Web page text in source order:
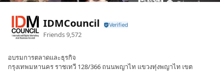
IDMCouncil
Friends9,572
อบรมการตลาดและธุรกิจ
กรุงเทพมหานคร ราชเทวี 128/366 ถนนพญาไท แขวงทุ่งพญาไท เขต